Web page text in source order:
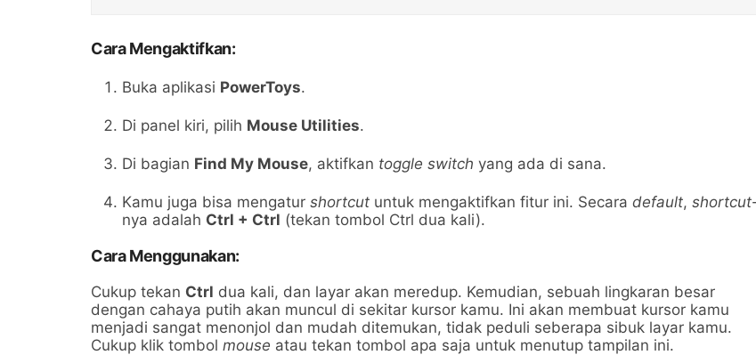
Cara Mengaktifkan:
Buka aplikasi PowerToys.
Di panel kiri, pilih Mouse Utilities.
Di bagian Find My Mouse, aktifkan toggle switch yang ada di sana.
Kamu juga bisa mengatur shortcut untuk mengaktifkan fitur ini. Secara default, shortcut
nya adalah Ctrl + Ctrl (tekan tombol Ctrl dua kali).
Cara Menggunakan:
Cukup tekan Ctrl dua kali, dan layar akan meredup. Kemudian, sebuah lingkaran besar
dengan cahaya putih akan muncul di sekitar kursor kamu. Ini akan membuat kursor kamu
menjadi sangat menonjol dan mudah ditemukan, tidak peduli seberapa sibuk layar kamu.
Cukup klik tombol mouse atau tekan tombol apa saja untuk menutup tampilan ini.